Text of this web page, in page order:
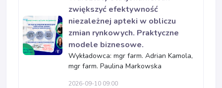
zwiększyć efektywność
niezależnej apteki w obliczu
zmian rynkowych. Praktyczne
modele biznesowe.
Wykładowca: mgr farm. Adrian Kamola,
mgr farm. Paulina Markowska
2026-09-10 09:00